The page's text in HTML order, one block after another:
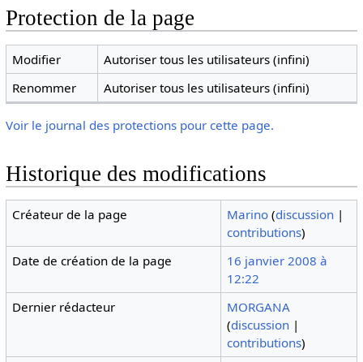
Protection de la page
Modifier
Autoriser tous les utilisateurs (infini)
Renommer
Autoriser tous les utilisateurs (infini)
Voir le journal des protections pour cette page.
Historique des modifications
Créateur de la page Marino (discussion |
contributions)
Date de création de la page
16 janvier 2008 à
12:22
Dernier rédacteur
MORGANA
(discussion |
contributions)